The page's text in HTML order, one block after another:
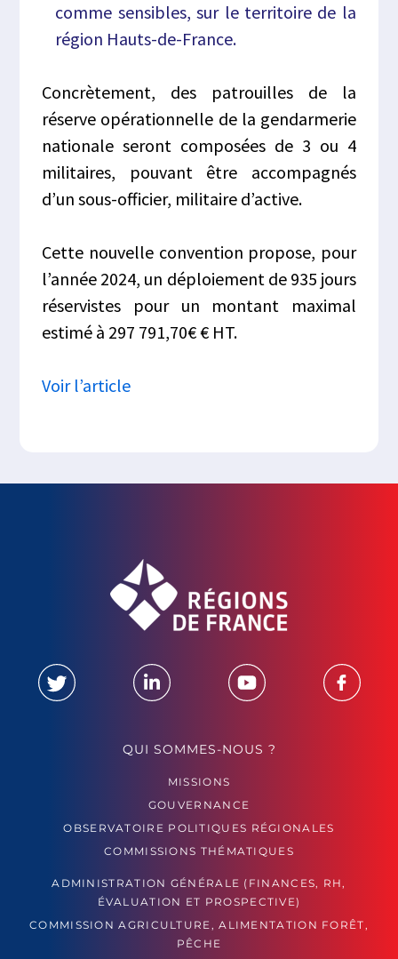
comme sensibles, sur le territoire de la
région Hauts-de-France.
Concrètement, des patrouilles de la
réserve opérationnelle de la gendarmerie
nationale seront composées de 3 ou 4
militaires, pouvant être accompagnés
d’un sous-officier, militaire d’active.
Cette nouvelle convention propose, pour
l’année 2024, un déploiement de 935 jours
réservistes pour un montant maximal
estimé à 297 791,70€ € HT.
Voir l’article
QUI SOMMES-NOUS ?
MISSIONS
GOUVERNANCE
OBSERVATOIRE POLITIQUES RÉGIONALES
COMMISSIONS THÉMATIQUES
ADMINISTRATION GÉNÉRALE (FINANCES, RH,
ÉVALUATION ET PROSPECTIVE)
COMMISSION AGRICULTURE, ALIMENTATION FORÊT,
PÊCHE